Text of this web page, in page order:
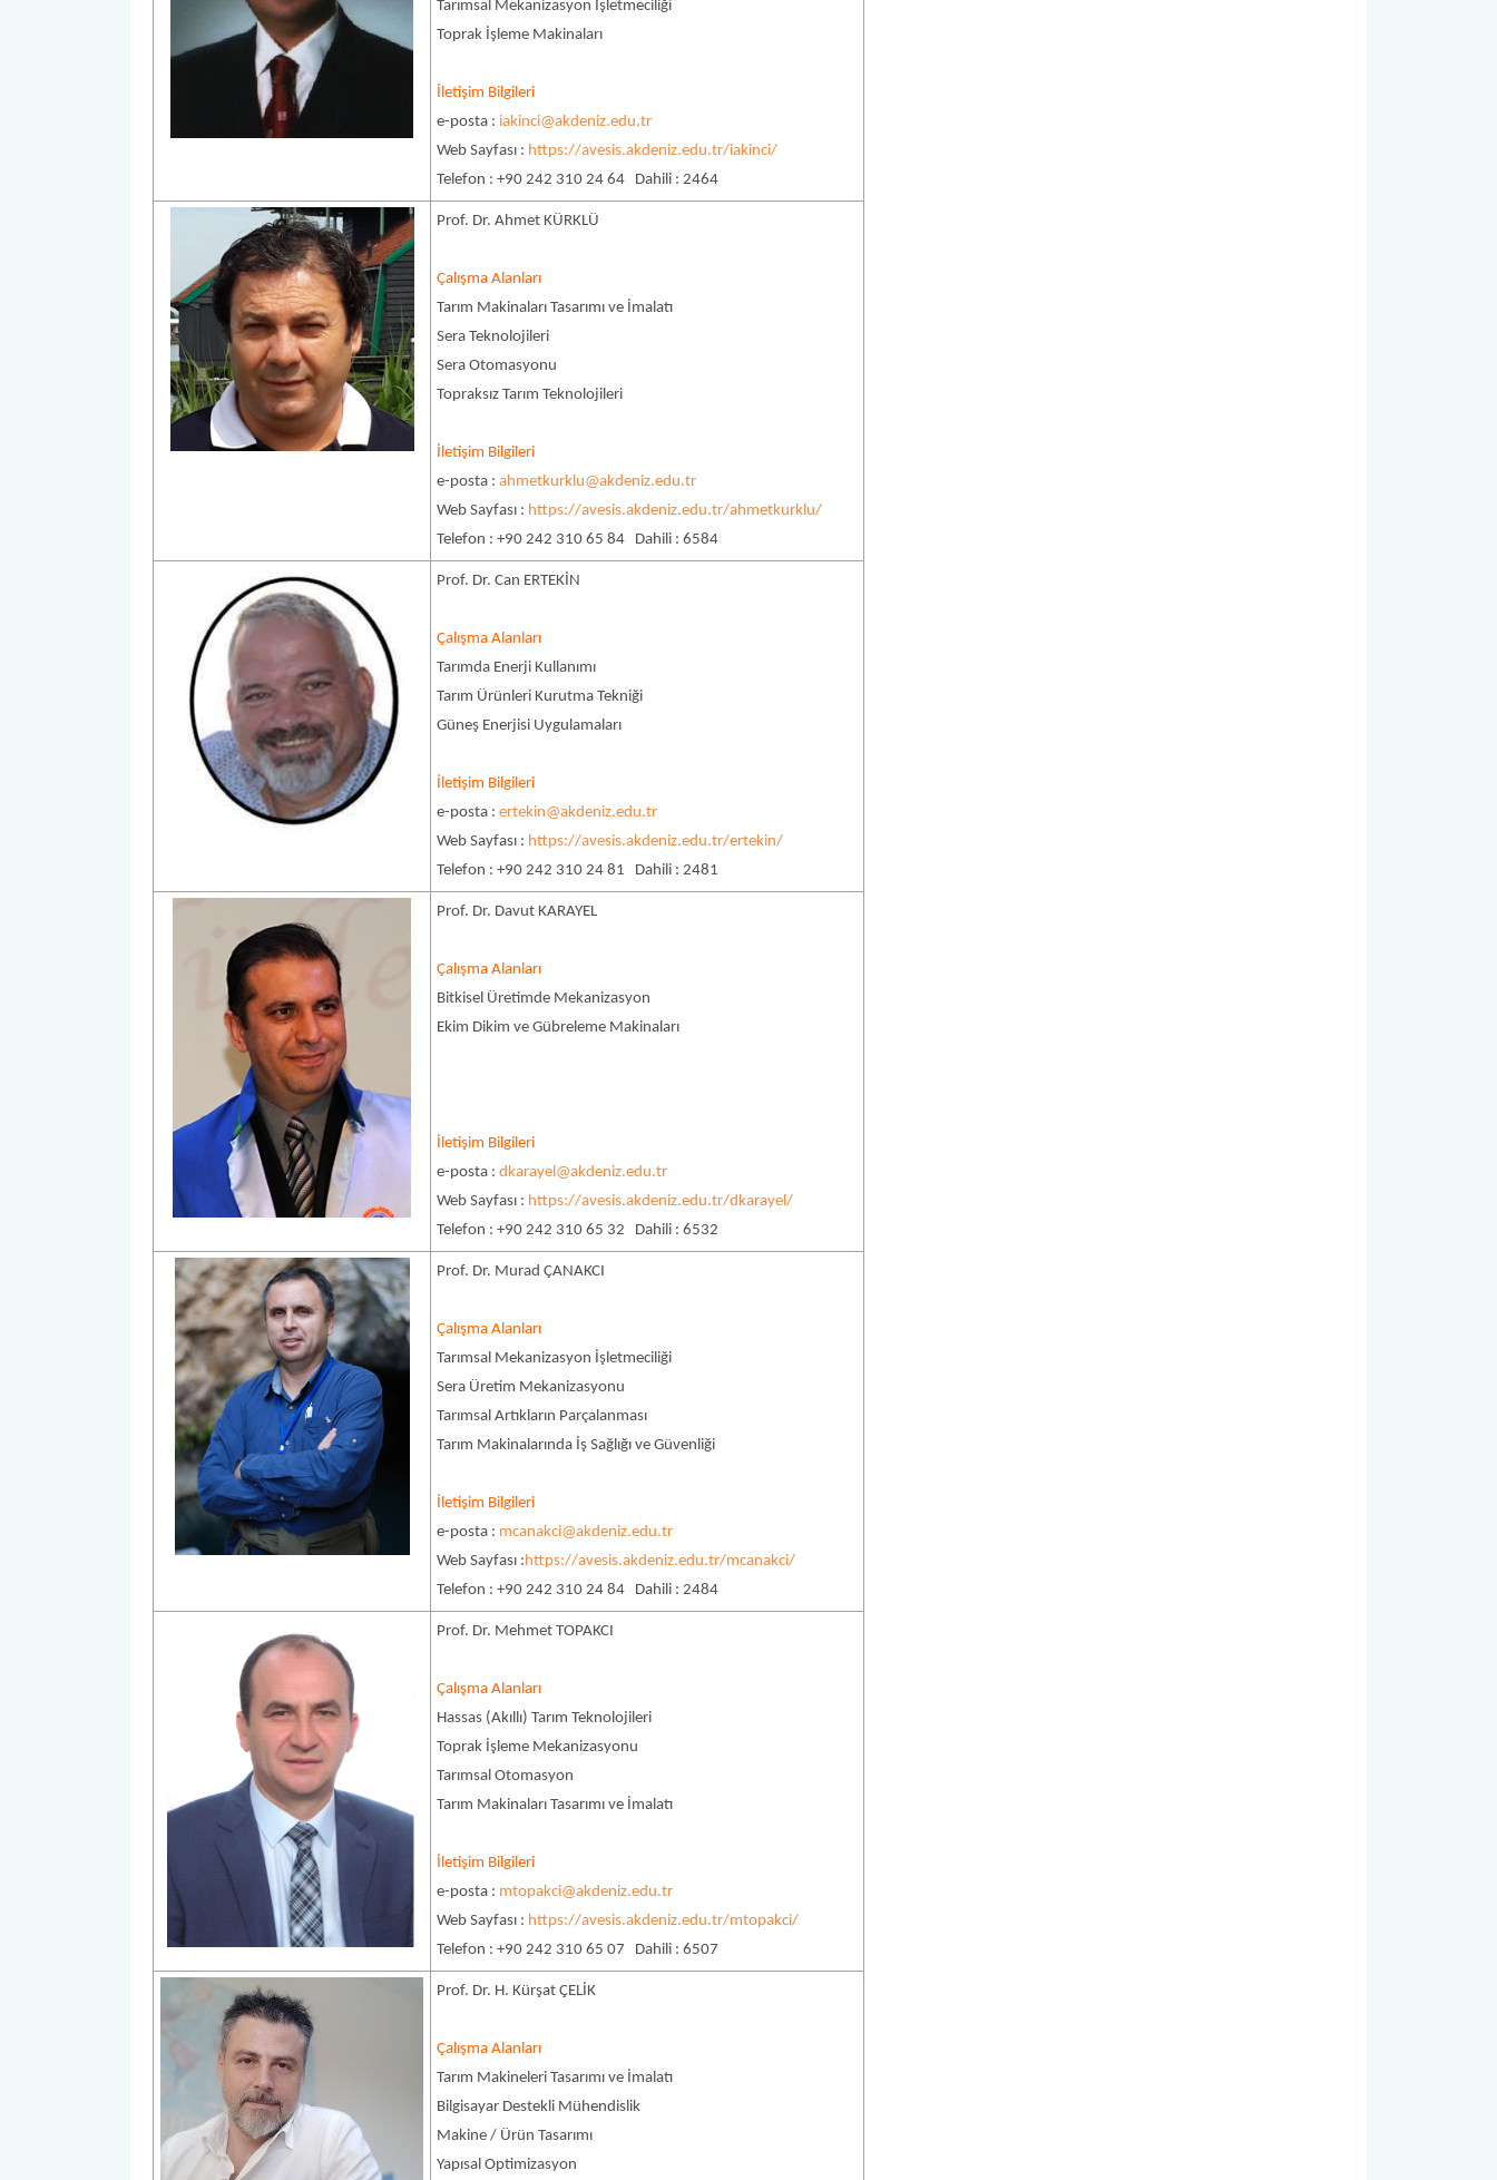
Tarımsal Mekanizasyon İşletmeciliği
Toprak İşleme Makinaları
İletişim Bilgileri
e-posta : iakinci@akdeniz.edu.tr
Web Sayfası : https://avesis.akdeniz.edu.tr/iakinci/
Telefon : +90 242 310 24 64 Dahili : 2464
Prof. Dr. Ahmet KÜRKLÜ
Çalışma Alanları
Tarım Makinaları Tasarımı ve İmalatı
Sera Teknolojileri
Sera Otomasyonu
Topraksız Tarım Teknolojileri
İletişim Bilgileri
e-posta :ahmetkurklu@akdeniz.edu.tr
Web Sayfası : https://avesis.akdeniz.edu.tr/ahmetkurklu/
Telefon : +90 242 310 65 84 Dahili : 6584
Prof. Dr. Can ERTEKİN
Çalışma Alanları
Tarımda Enerji Kullanımı
Tarım Ürünleri Kurutma Tekniği
Güneş Enerjisi Uygulamaları
İletişim Bilgileri
e-posta :ertekin@akdeniz.edu.tr
Web Sayfası : https://avesis.akdeniz.edu.tr/ertekin/
Telefon : +90 242 310 24 81 Dahili : 2481
Prof. Dr. Davut KARAYEL
Çalışma Alanları
Bitkisel Üretimde Mekanizasyon
Ekim Dikim ve Gübreleme Makinaları
İletişim Bilgileri
e-posta :dkarayel@akdeniz.edu.tr
Web Sayfası : https://avesis.akdeniz.edu.tr/dkarayel/
Telefon : +90 242 310 65 32 Dahili : 6532
Prof. Dr. Murad ÇANAKCI
Çalışma Alanları
Tarımsal Mekanizasyon İşletmeciliği
Sera Üretim Mekanizasyonu
Tarımsal Artıkların Parçalanması
Tarım Makinalarında İş Sağlığı ve Güvenliği
İletişim Bilgileri
e-posta : mcanakci@akdeniz.edu.tr
Web Sayfası :https://avesis.akdeniz.edu.tr/mcanakci/
Telefon : +90 242 310 24 84 Dahili : 2484
Prof. Dr. Mehmet TOPAKCI
Çalışma Alanları
Hassas (Akıllı) Tarım Teknolojileri
Toprak İşleme Mekanizasyonu
Tarımsal Otomasyon
Tarım Makinaları Tasarımı ve İmalatı
İletişim Bilgileri
e-posta : mtopakci@akdeniz.edu.tr
Web Sayfası : https://avesis.akdeniz.edu.tr/mtopakci/
Telefon : +90 242 310 65 07 Dahili : 6507
Prof. Dr. H. Kürşat ÇELİK
Çalışma Alanları
Tarım Makineleri Tasarımı ve İmalatı
Bilgisayar Destekli Mühendislik
Makine / Ürün Tasarımı
Yapısal Optimizasyon